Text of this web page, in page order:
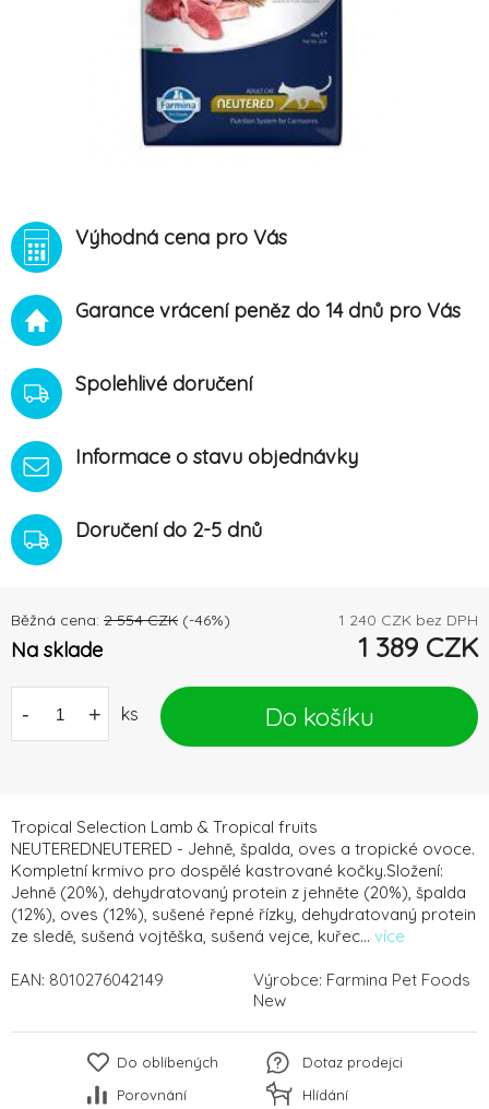
Tropical Selection Lamb & Tropical fruits
NEUTEREDNEUTERED - Jehně, špalda, oves a tropické ovoce.
Kompletní krmivo pro dospělé kastrované kočky.Složení:
Jehně (20%), dehydratovaný protein z jehněte (20%), špalda
(12%), oves (12%), sušené řepné řízky, dehydratovaný protein
ze sledě, sušená vojtěška, sušená vejce, kuřec... více
Běžná cena: 2 554 CZK (-46%) 1 240 CZK bez DPH
Na sklade 1 389 CZK
- + ks Do košíku
Výhodná cena pro Vás
Garance vrácení peněz do 14 dnů pro Vás
Spolehlivé doručení
Informace o stavu objednávky
Doručení do 2-5 dnů
EAN: 8010276042149 Výrobce: Farmina Pet Foods
New
Do oblíbených
Porovnání
Dotaz prodejci
Hlídání